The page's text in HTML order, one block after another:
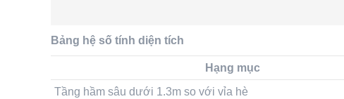
Bảng hệ số tính diện tích
Hạng mục
Tầng hầm sâu dưới 1.3m so với vỉa hè